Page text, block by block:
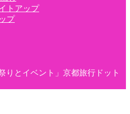
トアップ
プ
りとイベント」京都旅行ドット